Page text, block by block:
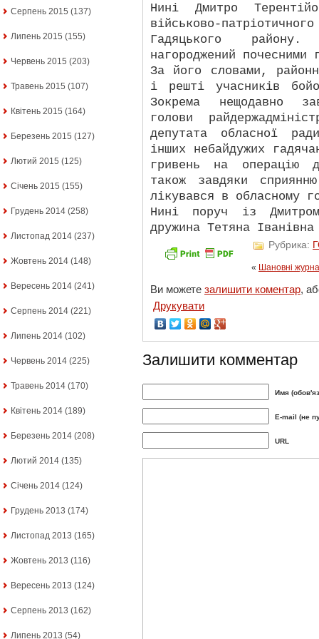
Серпень 2015 (137)
Липень 2015 (155)
Червень 2015 (203)
Травень 2015 (107)
Квітень 2015 (164)
Березень 2015 (127)
Лютий 2015 (125)
Січень 2015 (155)
Грудень 2014 (258)
Листопад 2014 (237)
Жовтень 2014 (148)
Вересень 2014 (241)
Серпень 2014 (221)
Липень 2014 (102)
Червень 2014 (225)
Травень 2014 (170)
Квітень 2014 (189)
Березень 2014 (208)
Лютий 2014 (135)
Січень 2014 (124)
Грудень 2013 (174)
Листопад 2013 (165)
Жовтень 2013 (116)
Вересень 2013 (124)
Серпень 2013 (162)
Липень 2013 (54)
Нині Дмитро
військово-
Гадяцького
нагороджений почесними
За його словами,
і решті учасників
Зокрема нещодавно
голови
депутата обласної
інших небайдужих
гривень на операцію
також завдяки
лікувався в обласному
Нині поруч із
дружина Тетяна
Рубрика:
« Шановні
Ви можете залишити коментар,
Друкувати
Залишити комментар
Имя
E-mail (не
URL